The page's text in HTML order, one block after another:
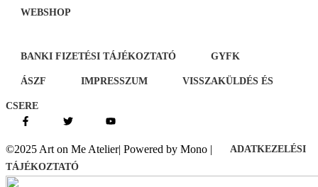
WEBSHOP
BANKI FIZETÉSI TÁJÉKOZTATÓ GYFK
ÁSZF IMPRESSZUM VISSZAKÜLDÉS ÉS
CSERE
©2025 Art on Me Atelier| Powered by Mono |
ADATKEZELÉSI
TÁJÉKOZTATÓ